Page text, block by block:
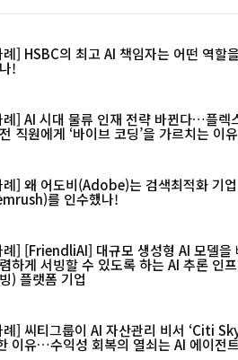
례] HSBC의 최고 AI 책임자는 어떤 역할
!
례] AI 시대 물류 인재 전략 바뀐다…플렉
직원에게 ‘바이브 코딩’을 가르치는 이유
례] 왜 어도비(Adobe)는 검색최적화 기
를 인수했나!
례] [FriendliAI] 대규모 생성형 AI 모델을
하게 서빙할 수 있도록 하는 AI 추론 인
) 플랫폼 기업
례] 씨티그룹이 AI 자산관리 비서 ‘Citi
이유…수익성 회복의 열쇠는 AI 에이전